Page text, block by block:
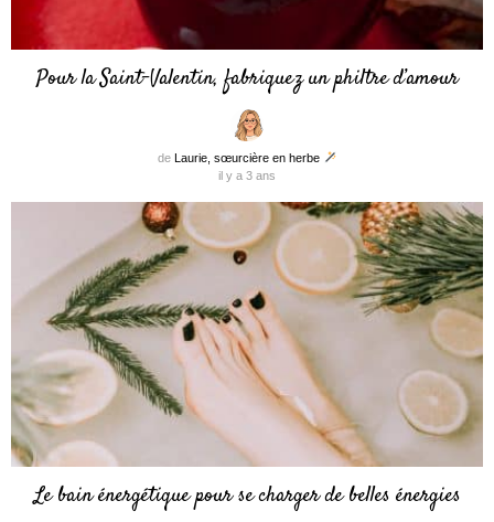
Pour la Saint-Valentin, fabriquez un philtre d’amour
de Laurie, sœurcière en herbe
il y a 3 ans
Le bain énergétique pour se charger de belles énergies